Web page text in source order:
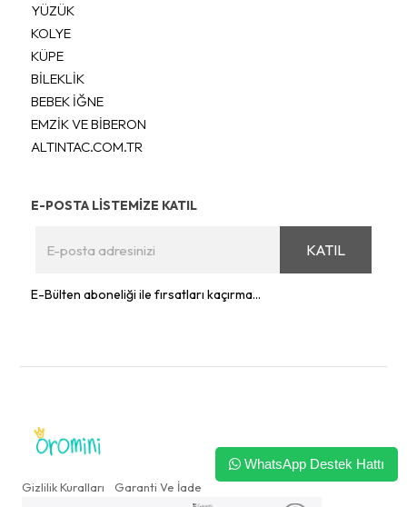
YÜZÜK
KOLYE
KÜPE
BİLEKLİK
BEBEK İĞNE
EMZİK VE BİBERON
ALTINTAC.COM.TR
E-POSTA LİSTEMİZE KATIL
KATIL
E-Bülten aboneliği ile fırsatları kaçırma...
Gizlilik Kuralları Garanti Ve İade
WhatsApp Destek Hattı